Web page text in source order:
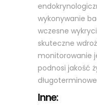
wykonywanie
wczesne
skuteczne
monitorowanie
podnosi jakość
Inne: